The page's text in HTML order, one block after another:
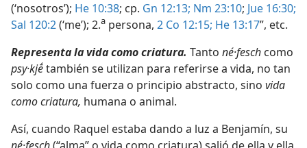
(‘nosotros’); He 10:38; cp. Gn 12:13; Nm 23:10; Jue 16:30;
Sal 120:2(‘me’); 2.⁠a persona, 2 Co 12:15; He 13:17”, etc.
Representa la vida como criatura. Tanto né·fesch como
psy·kjḗtambién se utilizan para referirse a vida, no tan
solo como una fuerza o principio abstracto, sino vida
como criatura, humana o animal.
Así, cuando Raquel estaba dando a luz a Benjamín, su